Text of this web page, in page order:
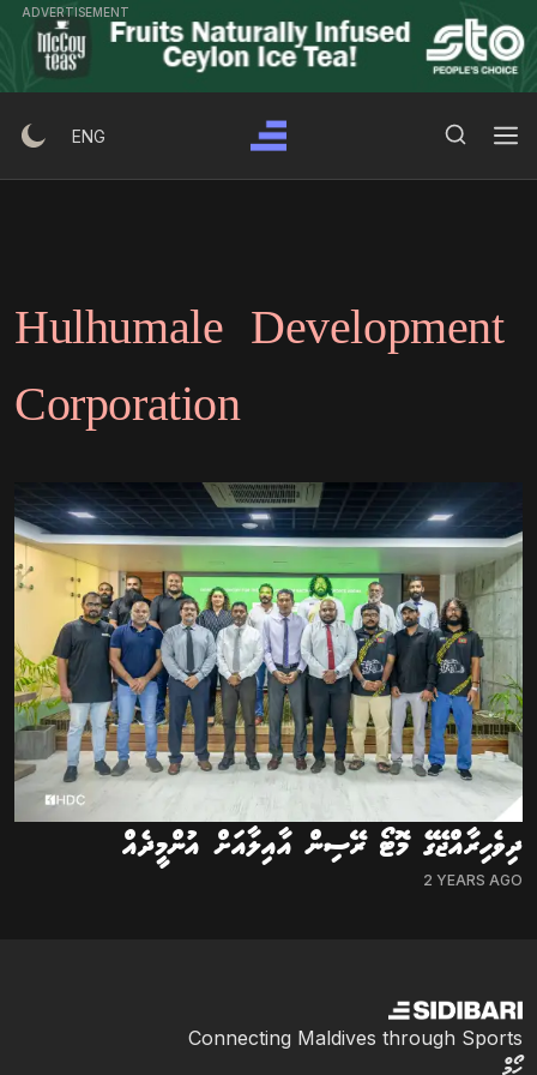
to
content
ADVERTISEMENT
Search
for:
ENG
Hulhumale Development
Corporation
ދިވެހިރާއްޖޭގެ މޮޓޯ ރޭސިން އާއިލާއަށް އުންމީދެއް
2 YEARS AGO
Connecting Maldives through Sports